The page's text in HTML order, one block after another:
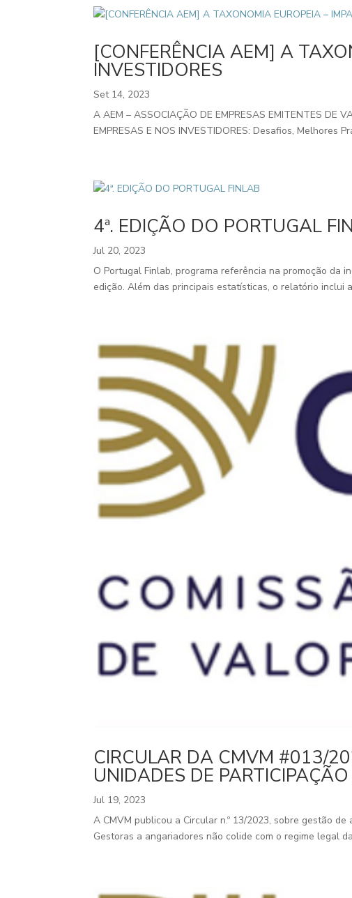
[CONFERÊNCIA AEM] A
INVESTIDORES
Set 14, 2023
A AEM – ASSOCIAÇÃO DE EMPRESAS EMITENTES DE
EMPRESAS E NOS INVESTIDORES: Desafios, Melhores
4ª. EDIÇÃO DO PORTUGAL
Jul 20, 2023
O Portugal Finlab, programa referência na promoção da
edição. Além das principais estatísticas, o relatório inclui
CIRCULAR DA CMVM #013/
UNIDADES DE
Jul 19, 2023
A CMVM publicou a Circular n.º 13/2023, sobre gestão
Gestoras a angariadores não colide com o regime legal